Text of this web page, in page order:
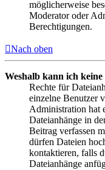
möglicherweise
Moderator oder
Berechtigungen.
Nach oben
Weshalb kann ich
Rechte für
einzelne Benutzer
Administration hat
Dateianhänge in
Beitrag verfassen
dürfen Dateien
kontaktieren, falls
Dateianhänge